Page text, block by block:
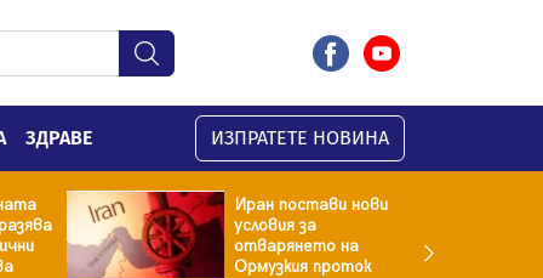
ЗДРАВЕ ИЗПРАТЕТЕ НОВИНА
Иран постави нови
условия за
отварянето на
Ормузкия проток